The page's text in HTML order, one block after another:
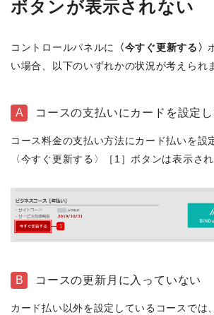
ボタンが表示されない
コントロールパネルに 〈今すぐ更新する〉
い場合、以下のいずれかの状況が考えられ
A コースの支払いにカードを設定
コース料金の支払い方法にカード払いを設
〈今すぐ更新する〉［1］ボタンは表示され
B コースの更新月に入っていない
カード払い以外を設定しているコースでは